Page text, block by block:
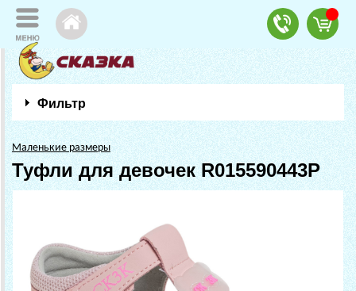
Фильтр
Маленькие размеры
Туфли для девочек R015590443P